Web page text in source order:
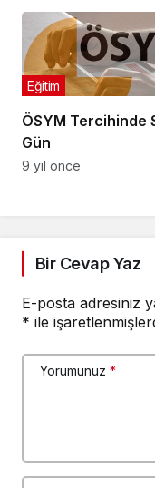
ÖSYM Tercihinde
Gün
Eğitim
9 yıl önce
Bir Cevap Yaz
E-posta adresiniz
* ile
Yorumunuz *